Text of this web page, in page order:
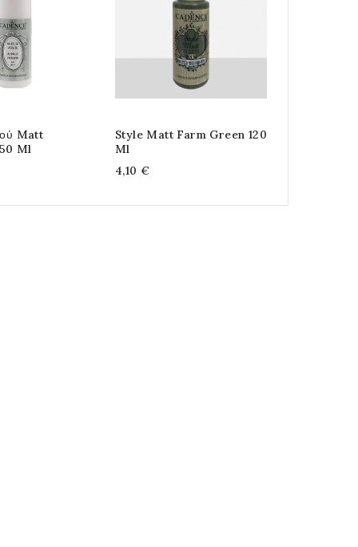
Matt
Ml
Style Matt Farm Green 120
Ml
4,10 €